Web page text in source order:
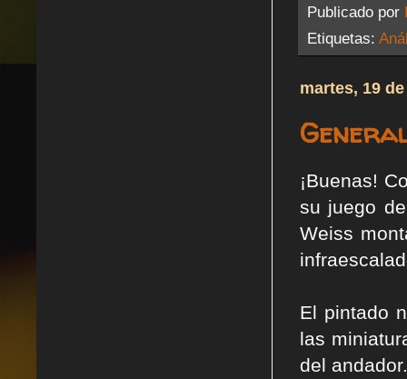
Publicado por
Etiquetas:
martes, 19
¡Buenas!
su juego
Weiss
El pintado
las
del andador.